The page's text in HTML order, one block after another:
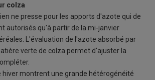
colza
ne presse pour les apports d'azote qui de
autorisés qu'à partir de la mi-janvier
L'évaluation de l'azote absorbé par
verte de colza permet d'ajuster la
hiver montrent une grande hétérogénéité